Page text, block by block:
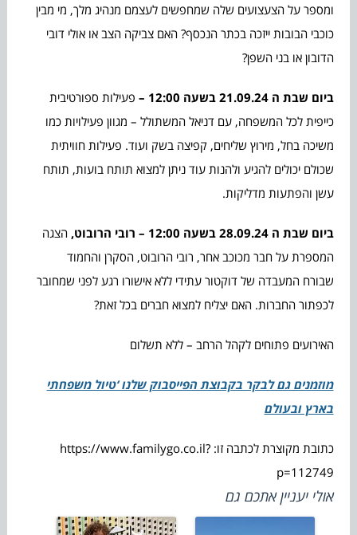
ומספר על הצעצועים שלה שמחפשים לעצמם מנהיג מלך, מי מבין
כוכבי הבובות ייזכה בכתר הנכסף? האם צביקה הצב או אולי דובי
הדובון או בני השפן?
ביום שבת ה 21.09.24 בשעה 12:00 –
פעילות ספורטיבית
כייפית לכל המשפחה, עם דניאל המשתולל – מגוון פעילויות כמו
משיכה בחל, מירוץ שליחים, קפיצה בשק ועוד. פעילות חוויתית
שכולם יכולים להגיע ולהנות עוד ניתן למצוא תותח בועות, תותח
עשן והפתעות מדליקות.
ביום שבת ה 28.09.24 בשעה 12:00 – רובי הרובוט,
הצגה
המספרת על חבר מכוכב אחר, רובי הרובוט, הסקרן והחמוד
שבורח המעבדה של דוקטור עתידי ללא אישורו רגע לפני שמחובר
לכפתור החברות. האם יצליח למצוא חברים בכל זאת?
האירועים פתוחים לקהל הרחב – ללא תשלום
מוזמנים גם לבקר בקבוצת הפייסבוק שלנו ‘טיול משפחתי
בארץ ובעולם
כתובת מקוצרת לכתבה זו: https://www.familygo.co.il?
p=112749
אולי יעניין אתכם גם